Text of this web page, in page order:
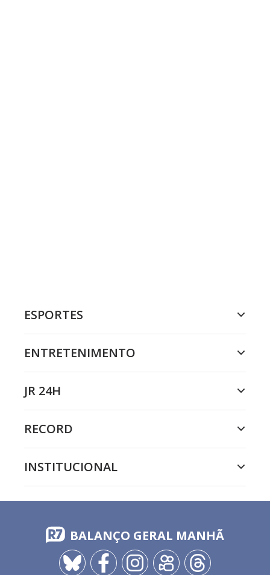
ESPORTES
ENTRETENIMENTO
JR 24H
RECORD
INSTITUCIONAL
BALANÇO GERAL MANHÃ